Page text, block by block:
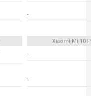
-
Xiaomi Mi 10
-
-